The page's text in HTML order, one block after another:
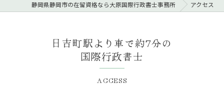
静岡県静岡市の在留資格なら大原国際行政書士事務所 アクセス
日吉町駅より車で約7分の
国際行政書士
ACCESS